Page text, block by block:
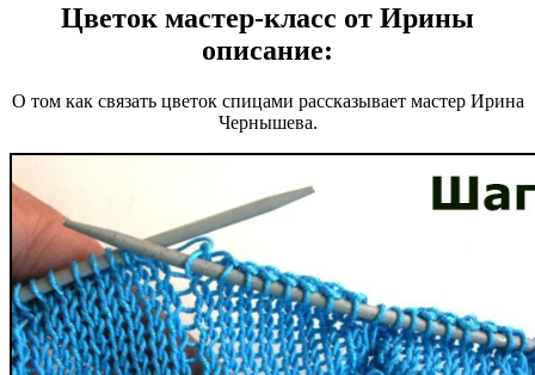
Цветок мастер-класс от Ирины
описание:
О том как связать цветок спицами рассказывает мастер Ирина
Чернышева.